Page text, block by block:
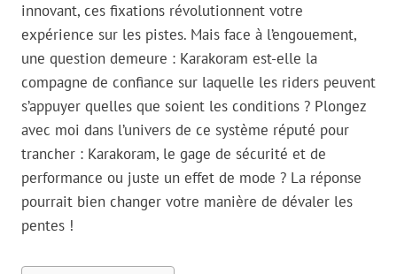
innovant, ces fixations révolutionnent votre
expérience sur les pistes. Mais face à l’engouement,
une question demeure : Karakoram est-elle la
compagne de confiance sur laquelle les riders peuvent
s’appuyer quelles que soient les conditions ? Plongez
avec moi dans l’univers de ce système réputé pour
trancher : Karakoram, le gage de sécurité et de
performance ou juste un effet de mode ? La réponse
pourrait bien changer votre manière de dévaler les
pentes !